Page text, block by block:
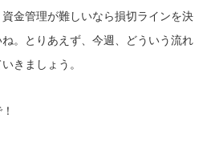
金管理が難しいなら損切ラインを決
。とりあえず、今週、どういう流れ
きましょう。